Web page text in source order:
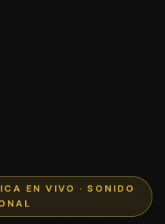
EN VIVO · SONIDO